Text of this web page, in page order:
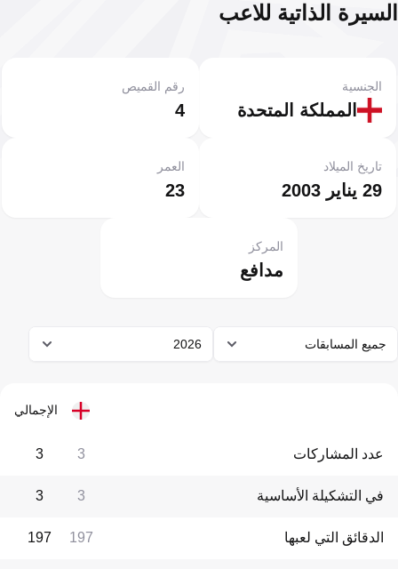
السيرة الذاتية للاعب
المملكة المتحدة
الجنسية
4
رقم القميص
29 يناير 2003
تاريخ الميلاد
23
العمر
مدافع
المركز
جميع المسابقات 2026
الإجمالي
عدد المشاركات 3
3
في التشكيلة الأساسية 3
3
الدقائق التي لعبها 197
197